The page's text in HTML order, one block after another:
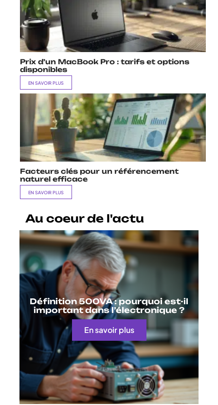
Prix d’un MacBook Pro : tarifs et options
disponibles
EN SAVOIR PLUS
Facteurs clés pour un référencement
naturel efficace
EN SAVOIR PLUS
Au coeur de l'actu
Définition 500VA : pourquoi est-il
important dans l’électronique ?
En savoir plus